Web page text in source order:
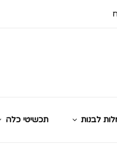
לבנות תכשיטי כלה